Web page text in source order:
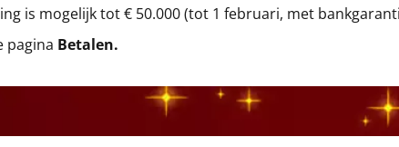
is mogelijk tot € 50.000 (tot 1 februari, met
pagina Betalen.